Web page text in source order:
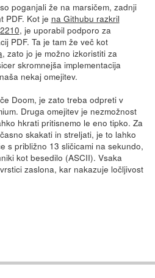
poganjali že na marsičem, zadnji
PDF. Kot je na Githubu razkril
, je uporabil podporo za
PDF. Ta je tam že več kot
, zato jo je možno izkoristiti za
skromnejša implementacija
nekaj omejitev.
Doom, je zato treba odpreti v
Druga omejitev je nezmožnost
hkrati pritisnemo le eno tipko. Za
skakati in streljati, je to lahko
s približno 13 sličicami na sekundo,
kot besedilo (ASCII). Vsaka
zaslona, kar nakazuje ločljivost